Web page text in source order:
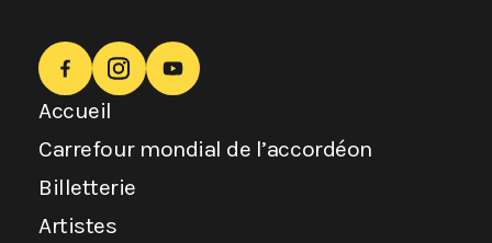
Accueil
Carrefour mondial de l’accordéon
Billetterie
Artistes